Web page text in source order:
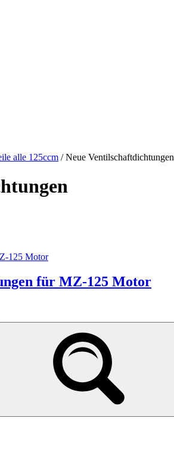
alle 125ccm / Neue Ventilschaftdichtungen
für MZ-125 Motor